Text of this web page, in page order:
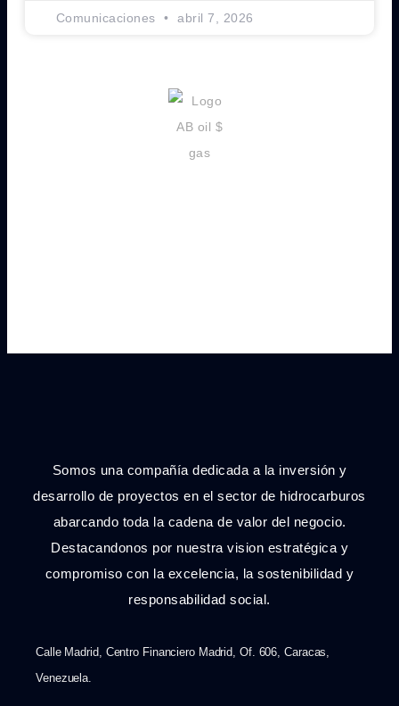
Comunicaciones abril 7, 2026
Somos una compañía dedicada a la inversión y
desarrollo de proyectos en el sector de hidrocarburos
abarcando toda la cadena de valor del negocio.
Destacandonos por nuestra vision estratégica y
compromiso con la excelencia, la sostenibilidad y
responsabilidad social.
Calle Madrid, Centro Financiero Madrid, Of. 606, Caracas,
Venezuela.